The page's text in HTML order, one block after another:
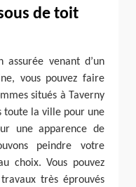
de toit
assurée venant d’un
vous pouvez faire
situés à Taverny
toute la ville pour une
une apparence de
peindre votre
choix. Vous pouvez
très éprouvés